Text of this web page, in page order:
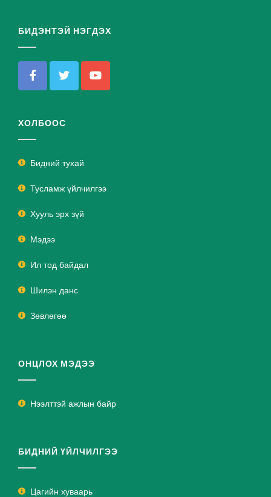
БИДЭНТЭЙ НЭГДЭХ
ХОЛБООС
Бидний тухай
Тусламж үйлчилгээ
Хууль эрх зүй
Мэдээ
Ил тод байдал
Шилэн данс
Зөвлөгөө
ОНЦЛОХ МЭДЭЭ
Нээлттэй ажлын байр
БИДНИЙ ҮЙЛЧИЛГЭЭ
Цагийн хуваарь